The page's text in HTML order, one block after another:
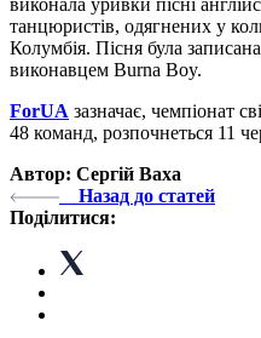
танцюристів, одягнених у
Колумбія. Пісня була
виконавцем Burna Boy.
ForUA зазначає, чемпіонат
48 команд, розпочнеться 11
Автор: Сергій Ваха
Назад до статей
Поділитися: